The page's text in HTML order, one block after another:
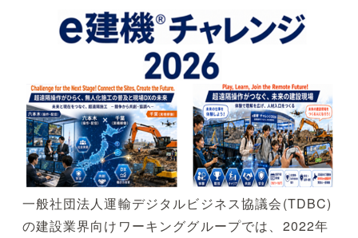
一般社団法人運輸デジタルビジネス協議会(TDBC)
の建設業界向けワーキンググループでは、2022年